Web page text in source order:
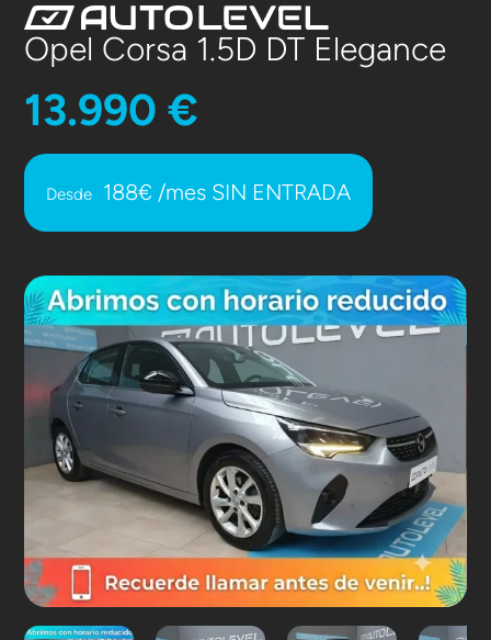
Skip
content
Open
mobile
menu
Close
mobile
menu
Opel Corsa 1.5D DT Elegance
13.990 €
Desde 188€ /mes SIN ENTRADA